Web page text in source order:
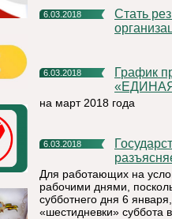
6.03.2018
Стать резидентами ТОСЭР Емва планируют еще несколько
6.03.2018
График приема граждан депутатской группой Партии
«ЕДИНАЯ
на март 2018 года
6.03.2018
Государственная инспекция труда в республике Коми
Для работающих на
рабочими днями,
субботнего дня 6
«шестидневки» суббота